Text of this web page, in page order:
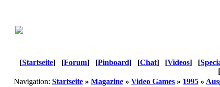
[Startseite] [Forum] [Pinboard] [Chat] [Videos] [
[
Navigation: Startseite » Magazine » Video Games » 1995 »